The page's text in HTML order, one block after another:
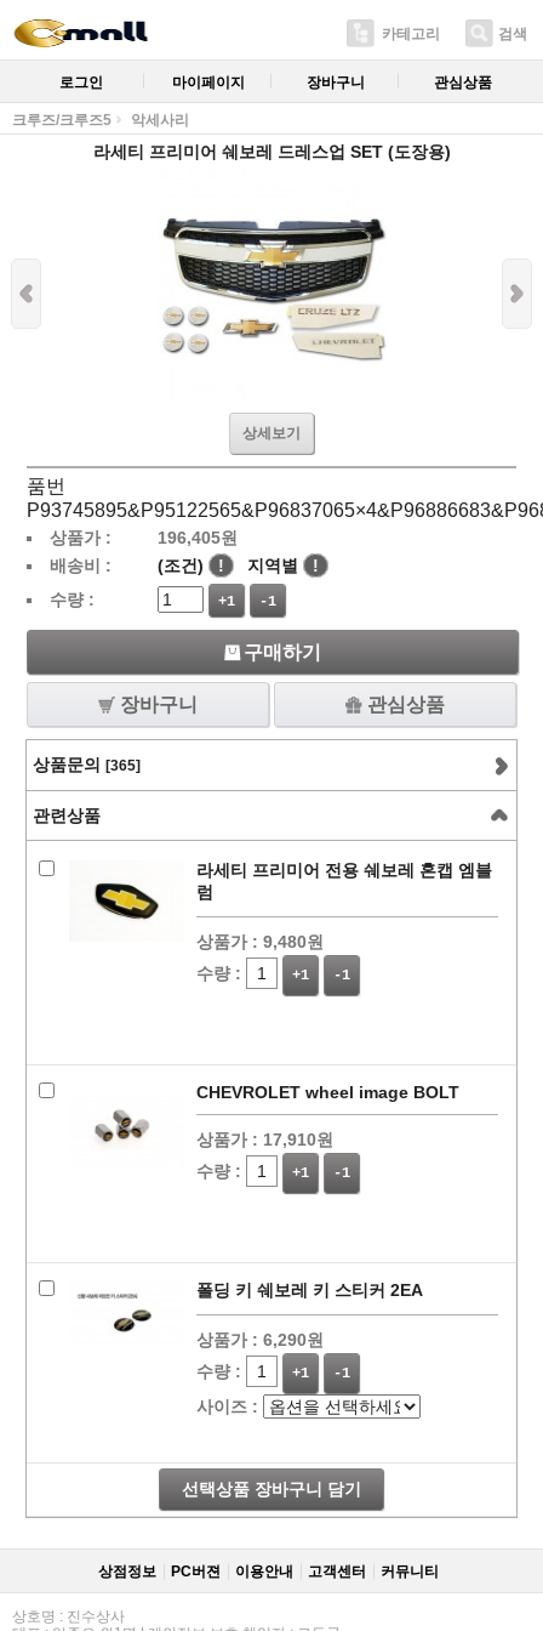
카테고리 검색
로그인 마이페이지 장바구니 관심상품
크루즈/크루즈5 악세사리
라세티 프리미어 쉐보레 드레스업 SET (도장용)
상세보기
품번
상품가 : 196,405원
배송비 :
(조건) ! 지역별
!
수량 :
+1 -1
구매하기
장바구니 관심상품
상품문의 [365]
관련상품
라세티 프리미어 전용 쉐보레 혼캡 엠블
럼
상품가 : 9,480원
수량 :
+1 -1
CHEVROLET wheel image BOLT
상품가 : 17,910원
수량 :
+1 -1
폴딩 키 쉐보레 키 스티커 2EA
상품가 : 6,290원
수량 :
+1 -1
사이즈 :
선택상품 장바구니 담기
상점정보 PC버젼 이용안내 고객센터 커뮤니티
상호명 : 진수상사